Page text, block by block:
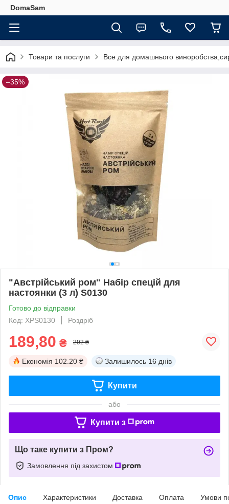
DomaSam
Товари та послуги Все для домашнього
–35%
"Австрійський ром" Набір спецій для
настоянки (3 л) S0130
Готово до відправки
Код: ХРS0130
Роздріб
189,80 ₴ 292 ₴
Економія 102.20 ₴ Залишилось 16 днів
Купити
або
Купити з
Що таке купити з Пром?
Замовлення під захистом
Опис Характеристики Доставка Оплата Умови